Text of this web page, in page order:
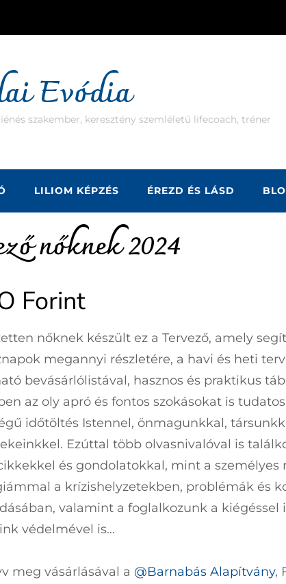
Evódia
szakember, keresztény szemléletű lifecoach, tréner
LILIOM KÉPZÉS ÉREZD ÉS LÁSD
nőknek 2024
Forint
nőknek készült ez a Tervező, amely
megannyi részletére, a havi és heti
bevásárlólistával, hasznos és praktikus
az oly apró és fontos szokásokat is
időtöltés Istennel, önmagunkkal,
Ezúttal több olvasnivalóval is
és gondolatokkal, mint a személyes
a krízishelyzetekben, problémák és
valamint a foglalkozunk a kiégéssel
védelmével is…
meg vásárlásával a @Barnabás Alapítvány,